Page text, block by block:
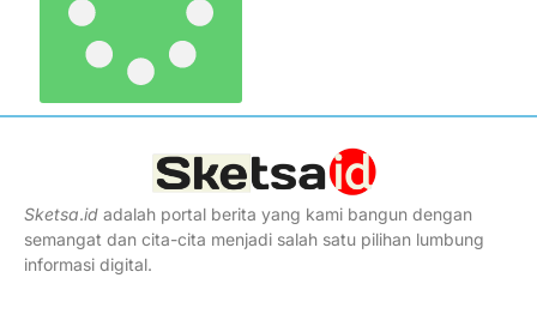
Sketsa.id adalah portal berita yang kami bangun dengan
semangat dan cita-cita menjadi salah satu pilihan lumbung
informasi digital.